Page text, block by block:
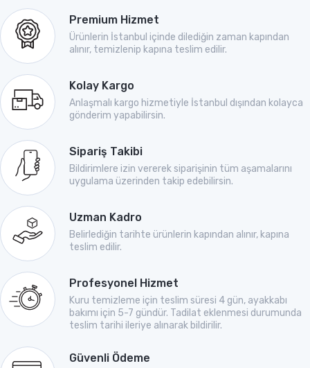
Premium Hizmet
Ürünlerin İstanbul içinde dilediğin zaman kapından
alınır, temizlenip kapına teslim edilir.
Kolay Kargo
Anlaşmalı kargo hizmetiyle İstanbul dışından kolayca
gönderim yapabilirsin.
Sipariş Takibi
Bildirimlere izin vererek siparişinin tüm aşamalarını
uygulama üzerinden takip edebilirsin.
Uzman Kadro
Belirlediğin tarihte ürünlerin kapından alınır, kapına
teslim edilir.
Profesyonel Hizmet
Kuru temizleme için teslim süresi 4 gün, ayakkabı
bakımı için 5-7 gündür. Tadilat eklenmesi durumunda
teslim tarihi ileriye alınarak bildirilir.
Güvenli Ödeme